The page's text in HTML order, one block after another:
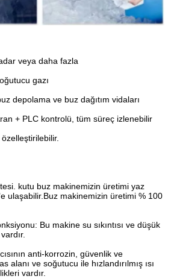
veya daha fazla
gazı
depolama ve buz dağıtım vidaları
+ PLC kontrolü, tüm süreç izlenebilir
kutu buz makinemizin üretimi yaz
ulaşabilir.Buz makinemizin üretimi % 100
Bu makine su sıkıntısı ve düşük
anti-korrozin, güvenlik ve
alanı ve soğutucu ile hızlandırılmış ısı
vardır.